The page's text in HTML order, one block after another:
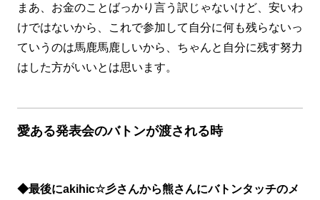
まあ、お金のことばっかり言う訳じゃないけど、安いわ
けではないから、これで参加して自分に何も残らないっ
ていうのは馬鹿馬鹿しいから、ちゃんと自分に残す努力
はした方がいいとは思います。
愛ある発表会のバトンが渡される時
◆最後にakihic☆彡さんから熊さんにバトンタッチのメ